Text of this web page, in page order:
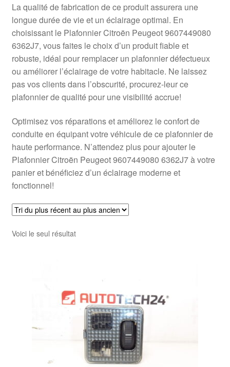
Politique de confidentialité
Procédure de Réclamation
Termes et conditions
La qualité de fabrication de ce produit assurera une
longue durée de vie et un éclairage optimal. En
choisissant le Plafonnier Citroën Peugeot 9607449080
6362J7, vous faites le choix d’un produit fiable et
robuste, idéal pour remplacer un plafonnier défectueux
ou améliorer l’éclairage de votre habitacle. Ne laissez
pas vos clients dans l’obscurité, procurez-leur ce
plafonnier de qualité pour une visibilité accrue!
Optimisez vos réparations et améliorez le confort de
conduite en équipant votre véhicule de ce plafonnier de
haute performance. N’attendez plus pour ajouter le
Plafonnier Citroën Peugeot 9607449080 6362J7 à votre
panier et bénéficiez d’un éclairage moderne et
fonctionnel!
Voici le seul résultat